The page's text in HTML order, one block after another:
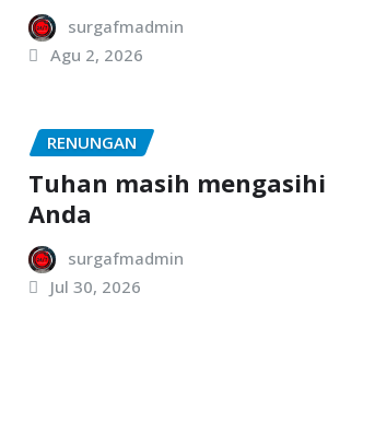
surgafmadmin
Agu 2, 2026
RENUNGAN
Tuhan masih mengasihi
Anda
surgafmadmin
Jul 30, 2026